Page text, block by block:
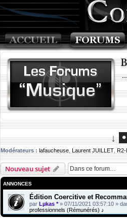
↓
Modérateurs : lafaucheuse Laurent JUILLET R2-
Nouveau sujet
ANNONCES
Édition Coercitive et
par Lµkas *» 07/11/2021 03:57:10 »
professionnels (Rémunérés) ♪